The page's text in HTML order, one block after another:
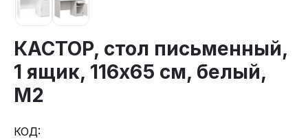
КАСТОР, стол письменный,
1 ящик, 116х65 см, белый,
М2
КОД: